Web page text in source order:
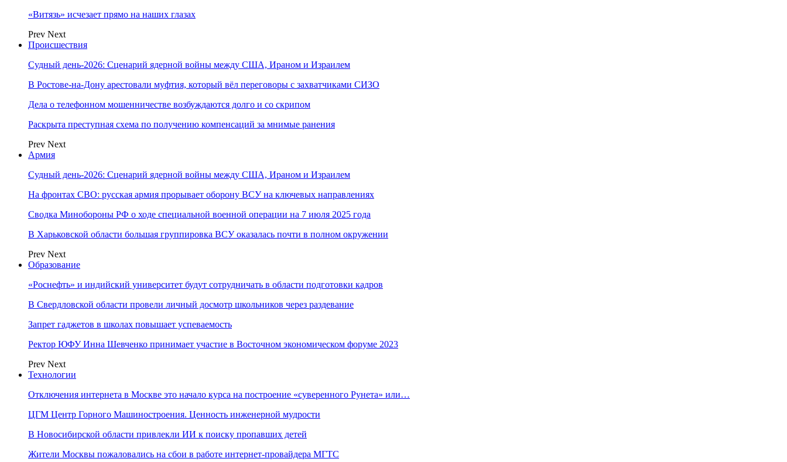
«Витязь» исчезает прямо на наших глазах
Prev Next
Происшествия
Судный день-2026: Сценарий ядерной войны между США, Ираном и Израилем
В Ростове-на-Дону арестовали муфтия, который вёл переговоры с захватчиками СИЗО
Дела о телефонном мошенничестве возбуждаются долго и со скрипом
Раскрыта преступная схема по получению компенсаций за мнимые ранения
Prev Next
Армия
Судный день-2026: Сценарий ядерной войны между США, Ираном и Израилем
На фронтах СВО: русская армия прорывает оборону ВСУ на ключевых направлениях
Сводка Минобороны РФ о ходе специальной военной операции на 7 июля 2025 года
В Харьковской области большая группировка ВСУ оказалась почти в полном окружении
Prev Next
Образование
«Роснефть» и индийский университет будут сотрудничать в области подготовки кадров
В Свердловской области провели личный досмотр школьников через раздевание
Запрет гаджетов в школах повышает успеваемость
Ректор ЮФУ Инна Шевченко принимает участие в Восточном экономическом форуме 2023
Prev Next
Технологии
Отключения интернета в Москве это начало курса на построение «суверенного Рунета» или…
ЦГМ Центр Горного Машиностроения. Ценность инженерной мудрости
В Новосибирской области привлекли ИИ к поиску пропавших детей
Жители Москвы пожаловались на сбои в работе интернет-провайдера МГТС